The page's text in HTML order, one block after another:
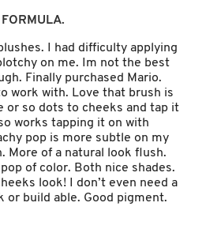
I had difficulty applying
on me. Im not the best
Finally purchased Mario.
work with. Love that brush is
or so dots to cheeks and tap it
works tapping it on with
pop is more subtle on my
More of a natural look flush.
of color. Both nice shades.
look! I don’t even need a
or build able. Good pigment.